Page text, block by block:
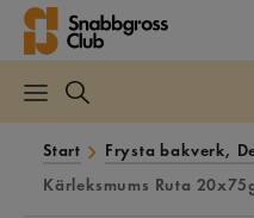
Start
Frysta bakverk,
Kärleksmums Ruta